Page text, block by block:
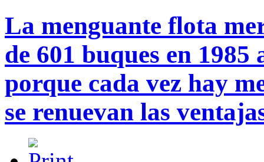
La menguante flota
de 601 buques en
porque cada vez hay
se renuevan las